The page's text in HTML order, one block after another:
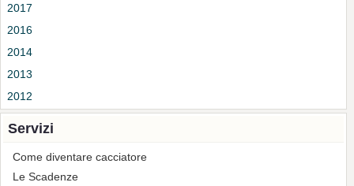
2017
2016
2014
2013
2012
Servizi
Come diventare cacciatore
Le Scadenze